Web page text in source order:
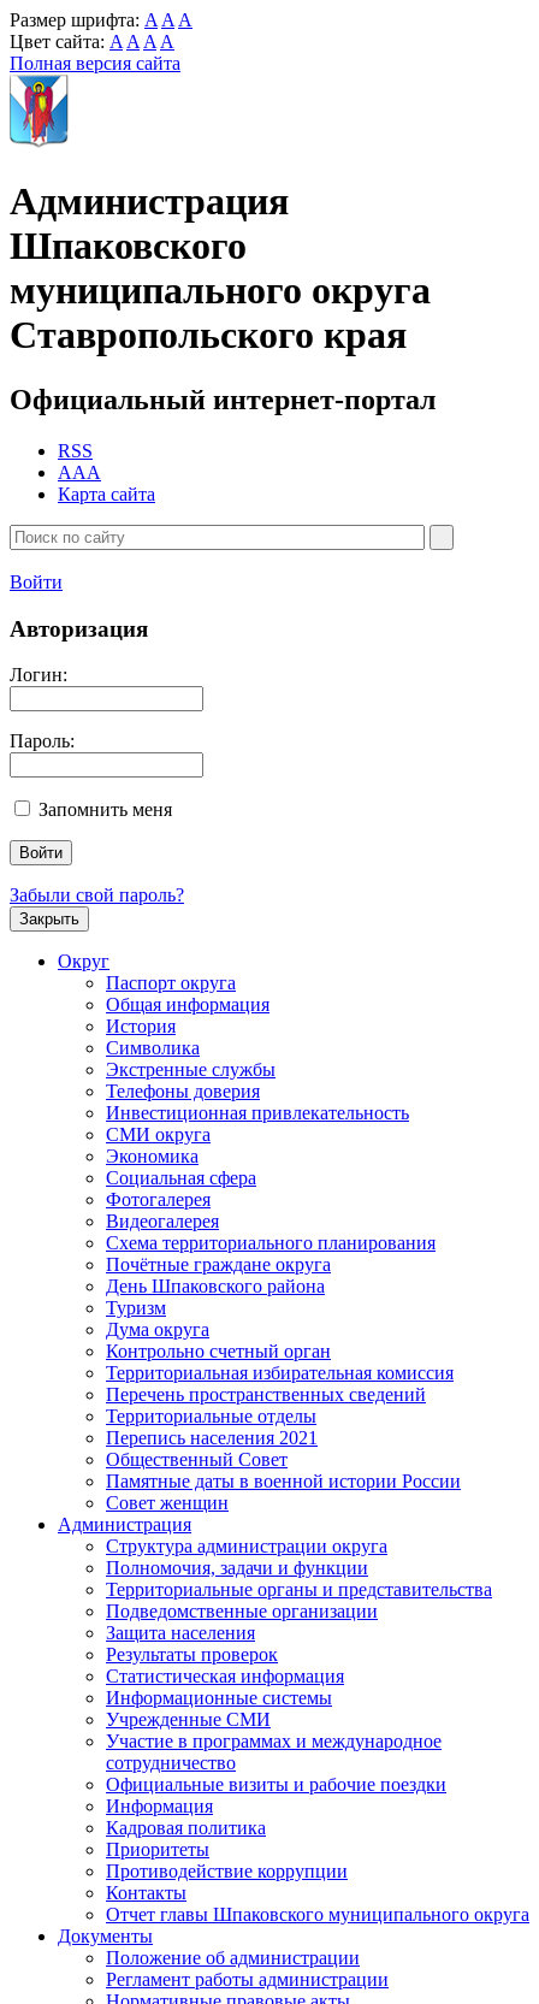
Размер шрифта: A A A
Цвет сайта: A A A A
Полная версия сайта
Администрация
Шпаковского
муниципального округа
Ставропольского края
Официальный интернет-портал
RSS
AAA
Карта сайта
Войти
Авторизация
Логин:
Пароль:
Запомнить меня
Забыли свой пароль?
Закрыть
Округ
Паспорт округа
Общая информация
История
Символика
Экстренные службы
Телефоны доверия
Инвестиционная привлекательность
СМИ округа
Экономика
Социальная сфера
Фотогалерея
Видеогалерея
Схема территориального планирования
Почётные граждане округа
День Шпаковского района
Туризм
Дума округа
Контрольно счетный орган
Территориальная избирательная комиссия
Перечень пространственных сведений
Территориальные отделы
Перепись населения 2021
Общественный Совет
Памятные даты в военной истории России
Совет женщин
Администрация
Структура администрации округа
Полномочия, задачи и функции
Территориальные органы и представительства
Подведомственные организации
Защита населения
Результаты проверок
Статистическая информация
Информационные системы
Учрежденные СМИ
Участие в программах и международное
сотрудничество
Официальные визиты и рабочие поездки
Информация
Кадровая политика
Приоритеты
Противодействие коррупции
Контакты
Отчет главы Шпаковского муниципального округа
Документы
Положение об администрации
Регламент работы администрации